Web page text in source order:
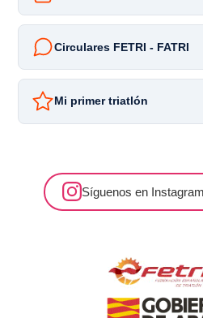
Circulares FETRI - FATRI
Mi primer triatlón
Síguenos en Instagram